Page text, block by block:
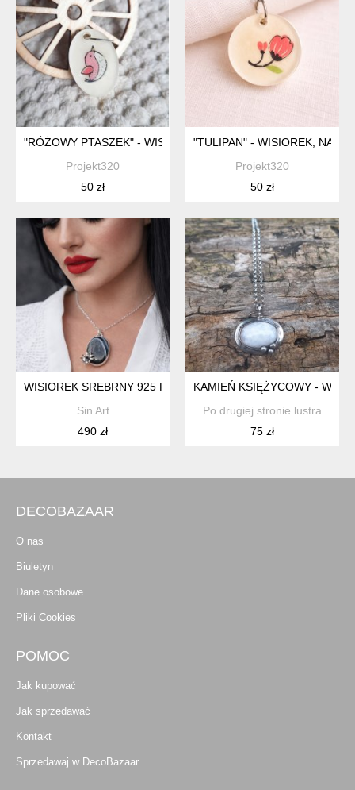
"RÓŻOWY PTASZEK" - WISIOREK, NASZYJNIK, ZAWIESZKA
Projekt320
50 zł
"TULIPAN" - WISIOREK,
Projekt320
50 zł
WISIOREK SREBRNY 925 PR. Z ONYXEM
Sin Art
490 zł
KAMIEŃ KSIĘŻYCOWY -
Po drugiej stronie lustra
75 zł
DECOBAZAAR
O nas
Biuletyn
Dane osobowe
Pliki Cookies
POMOC
Jak kupować
Jak sprzedawać
Kontakt
Sprzedawaj w DecoBazaar